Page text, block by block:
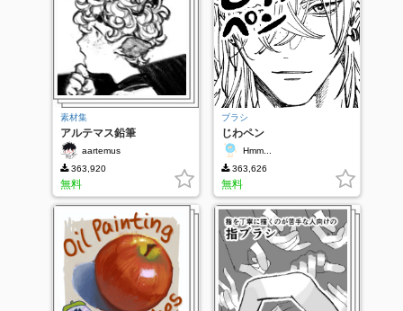
素材集
アルテマス鉛筆
aartemus
363,920
無料
ブラシ
じわペン
Hmm...
363,626
無料